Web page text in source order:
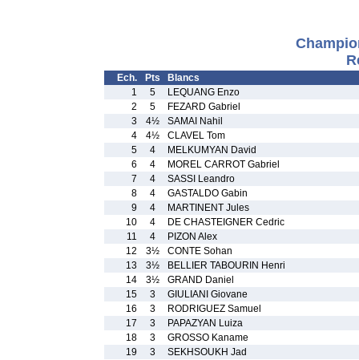
Ech. Pts
Blancs
1
5
LEQUANG Enzo
2
5
FEZARD Gabriel
3
4½
SAMAI Nahil
4
4½
CLAVEL Tom
5
4
MELKUMYAN David
6
4
MOREL CARROT Gabriel
7
4
SASSI Leandro
8
4
GASTALDO Gabin
9
4
MARTINENT Jules
10
4
DE CHASTEIGNER Cedric
11
4
PIZON Alex
12
3½
CONTE Sohan
13
3½
BELLIER TABOURIN Henri
14
3½
GRAND Daniel
15
3
GIULIANI Giovane
16
3
RODRIGUEZ Samuel
17
3
PAPAZYAN Luiza
18
3
GROSSO Kaname
19
3
SEKHSOUKH Jad